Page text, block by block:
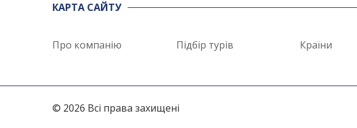
КАРТА САЙТУ
Про компанію Підбір турів Країни
© 2026 Всі права захищені